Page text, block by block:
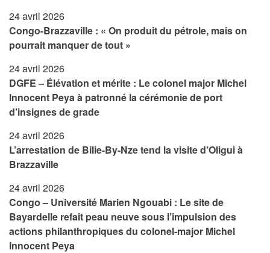
24 avril 2026
Congo-Brazzaville : « On produit du pétrole, mais on
pourrait manquer de tout »
24 avril 2026
DGFE – Élévation et mérite : Le colonel major Michel
Innocent Peya à patronné la cérémonie de port
d’insignes de grade
24 avril 2026
L’arrestation de Bilie-By-Nze tend la visite d’Oligui à
Brazzaville
24 avril 2026
Congo – Université Marien Ngouabi : Le site de
Bayardelle refait peau neuve sous l’impulsion des
actions philanthropiques du colonel-major Michel
Innocent Peya